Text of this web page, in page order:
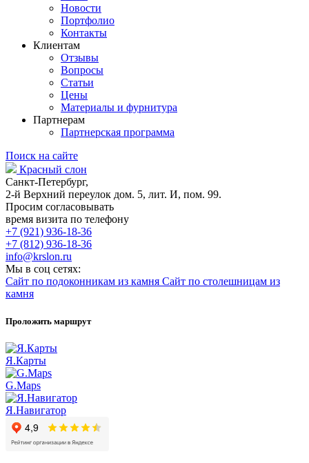
Новости
Портфолио
Контакты
Клиентам
Отзывы
Вопросы
Статьи
Цены
Материалы и фурнитура
Партнерам
Партнерская программа
Поиск на сайте
Красный слон
Санкт-Петербург,
2-й Верхний переулок дом. 5, лит. И, пом. 99.
Просим согласовывать
время визита по телефону
+7 (921) 936-18-36
+7 (812) 936-18-36
info@krslon.ru
Мы в соц сетях:
Сайт по подоконникам из камня Сайт по столешницам из
камня
Проложить маршрут
Я.Карты
G.Maps
Я.Навигатор